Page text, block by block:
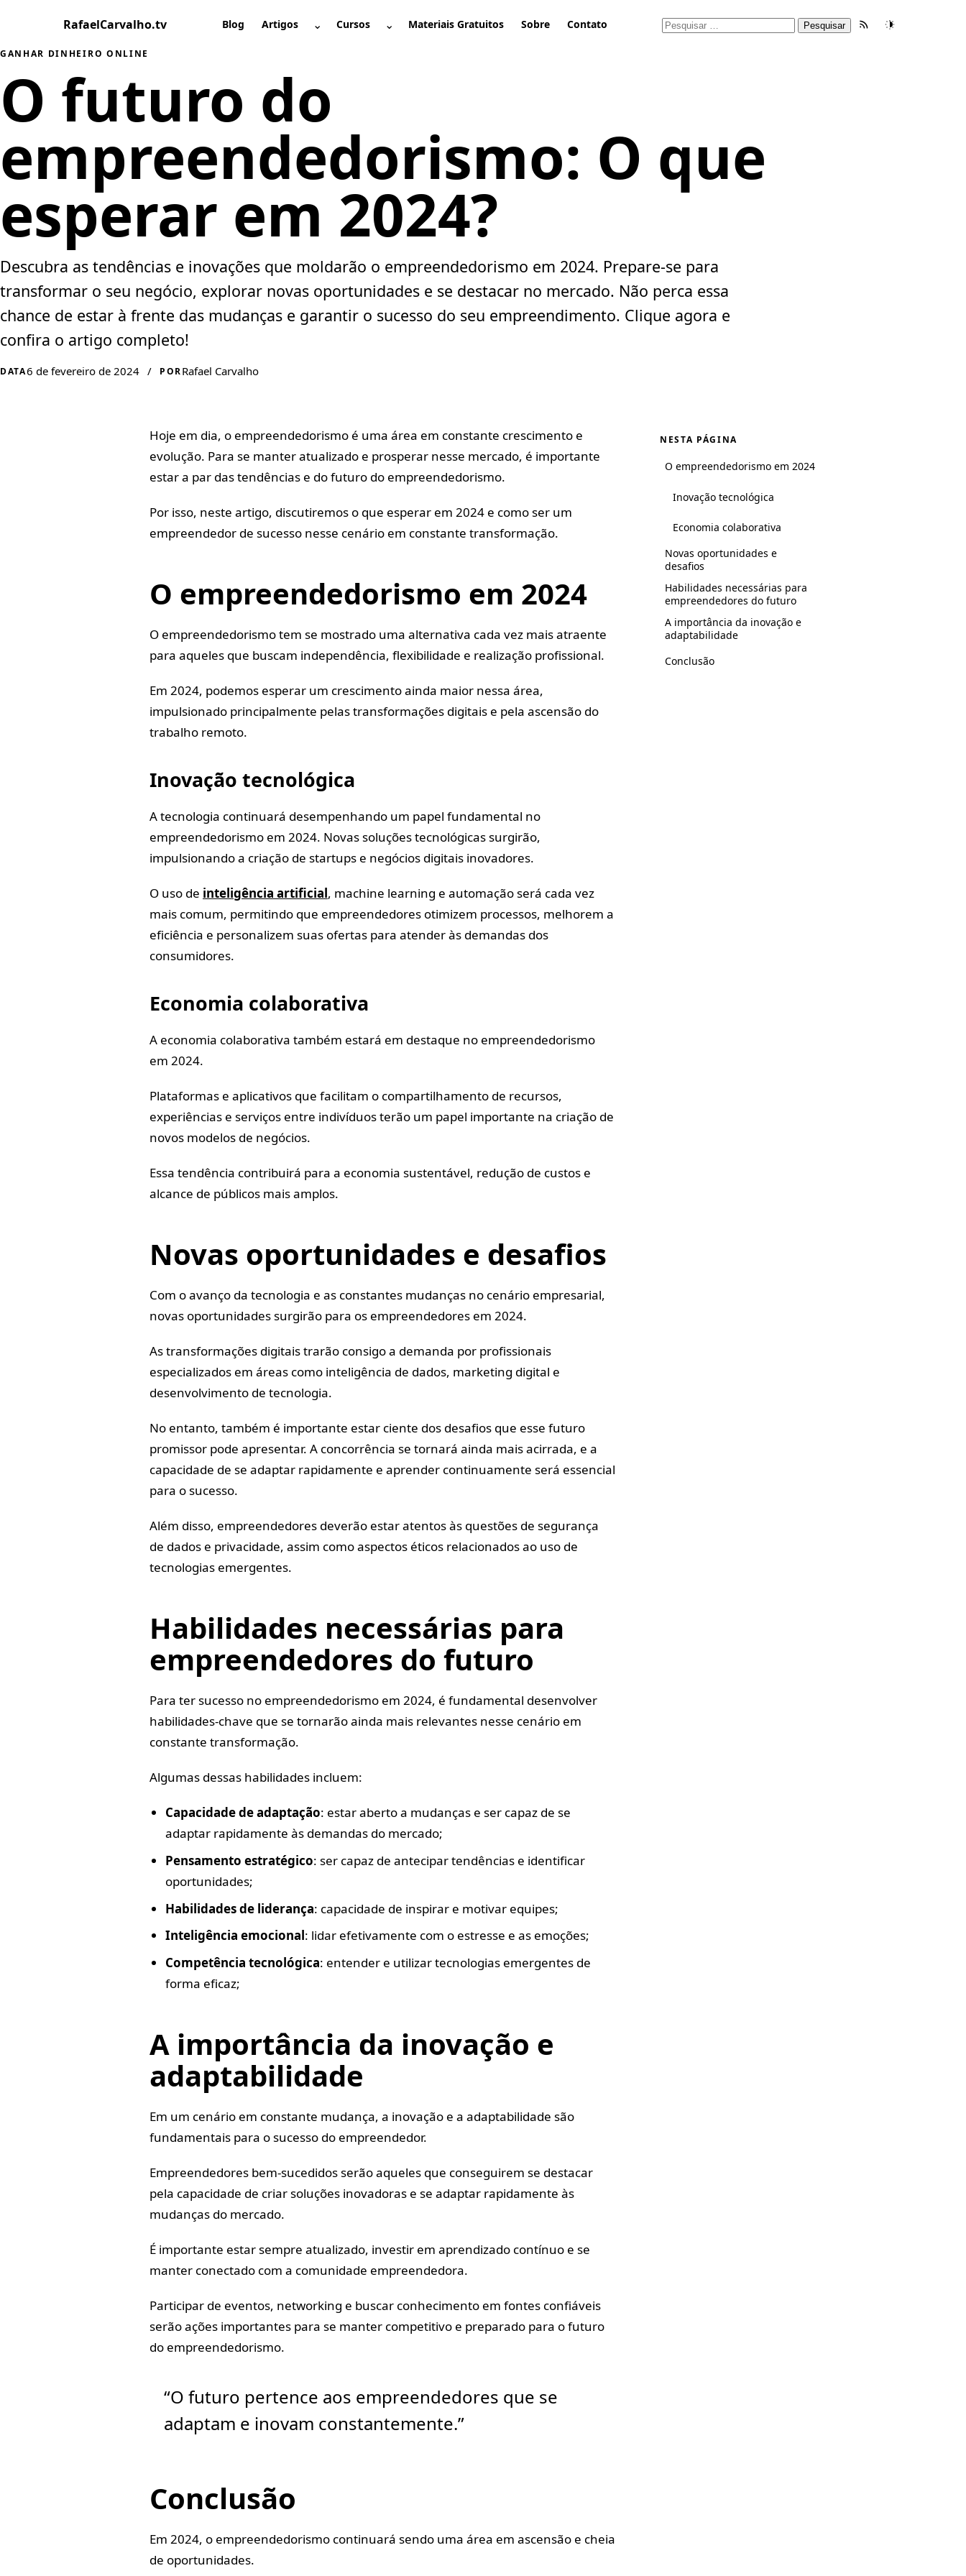
conteúdo
RafaelCarvalho.tv Blog Artigos Abrir submenu
⌄ Cursos Abrir submenu
⌄ Materiais Gratuitos Sobre Contato
Pesquisar
Feed RSSTema
GANHAR DINHEIRO ONLINE
O futuro do
empreendedorismo: O que
esperar em 2024?
Descubra as tendências e inovações que moldarão o empreendedorismo em 2024. Prepare-se para
transformar o seu negócio, explorar novas oportunidades e se destacar no mercado. Não perca essa
chance de estar à frente das mudanças e garantir o sucesso do seu empreendimento. Clique agora e
confira o artigo completo!
DATA6 de fevereiro de 2024 / PORRafael Carvalho
Hoje em dia, o empreendedorismo é uma área em constante crescimento e
evolução. Para se manter atualizado e prosperar nesse mercado, é importante
estar a par das tendências e do futuro do empreendedorismo.
Por isso, neste artigo, discutiremos o que esperar em 2024 e como ser um
empreendedor de sucesso nesse cenário em constante transformação.
O empreendedorismo em 2024
O empreendedorismo tem se mostrado uma alternativa cada vez mais atraente
para aqueles que buscam independência, flexibilidade e realização profissional.
Em 2024, podemos esperar um crescimento ainda maior nessa área,
impulsionado principalmente pelas transformações digitais e pela ascensão do
trabalho remoto.
Inovação tecnológica
A tecnologia continuará desempenhando um papel fundamental no
empreendedorismo em 2024. Novas soluções tecnológicas surgirão,
impulsionando a criação de startups e negócios digitais inovadores.
O uso de inteligência artificial, machine learning e automação será cada vez
mais comum, permitindo que empreendedores otimizem processos, melhorem a
eficiência e personalizem suas ofertas para atender às demandas dos
consumidores.
Economia colaborativa
A economia colaborativa também estará em destaque no empreendedorismo
em 2024.
Plataformas e aplicativos que facilitam o compartilhamento de recursos,
experiências e serviços entre indivíduos terão um papel importante na criação de
novos modelos de negócios.
Essa tendência contribuirá para a economia sustentável, redução de custos e
alcance de públicos mais amplos.
Novas oportunidades e desafios
Com o avanço da tecnologia e as constantes mudanças no cenário empresarial,
novas oportunidades surgirão para os empreendedores em 2024.
As transformações digitais trarão consigo a demanda por profissionais
especializados em áreas como inteligência de dados, marketing digital e
desenvolvimento de tecnologia.
No entanto, também é importante estar ciente dos desafios que esse futuro
promissor pode apresentar. A concorrência se tornará ainda mais acirrada, e a
capacidade de se adaptar rapidamente e aprender continuamente será essencial
para o sucesso.
Além disso, empreendedores deverão estar atentos às questões de segurança
de dados e privacidade, assim como aspectos éticos relacionados ao uso de
tecnologias emergentes.
Habilidades necessárias para
empreendedores do futuro
Para ter sucesso no empreendedorismo em 2024, é fundamental desenvolver
habilidades-chave que se tornarão ainda mais relevantes nesse cenário em
constante transformação.
Algumas dessas habilidades incluem:
Capacidade de adaptação: estar aberto a mudanças e ser capaz de se
adaptar rapidamente às demandas do mercado;
Pensamento estratégico: ser capaz de antecipar tendências e identificar
oportunidades;
Habilidades de liderança: capacidade de inspirar e motivar equipes;
Inteligência emocional: lidar efetivamente com o estresse e as emoções;
Competência tecnológica: entender e utilizar tecnologias emergentes de
forma eficaz;
A importância da inovação e
adaptabilidade
Em um cenário em constante mudança, a inovação e a adaptabilidade são
fundamentais para o sucesso do empreendedor.
Empreendedores bem-sucedidos serão aqueles que conseguirem se destacar
pela capacidade de criar soluções inovadoras e se adaptar rapidamente às
mudanças do mercado.
É importante estar sempre atualizado, investir em aprendizado contínuo e se
manter conectado com a comunidade empreendedora.
Participar de eventos, networking e buscar conhecimento em fontes confiáveis
serão ações importantes para se manter competitivo e preparado para o futuro
do empreendedorismo.
“O futuro pertence aos empreendedores que se
adaptam e inovam constantemente.”
Conclusão
Em 2024, o empreendedorismo continuará sendo uma área em ascensão e cheia
de oportunidades.
NESTA PÁGINA
O empreendedorismo em 2024
Inovação tecnológica
Economia colaborativa
Novas oportunidades e
desafios
Habilidades necessárias para
empreendedores do futuro
A importância da inovação e
adaptabilidade
Conclusão